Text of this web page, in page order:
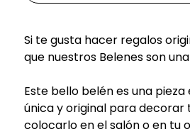
Si te gusta hacer regalos
que nuestros Belenes son
Este bello belén es una
única y original para decorar
colocarlo en el salón o en tu